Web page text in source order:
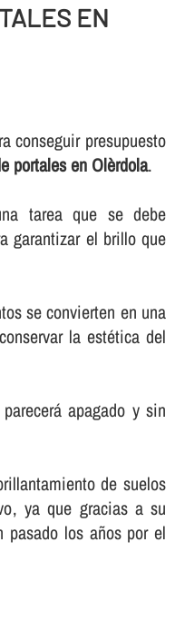
EN
conseguir presupuesto
portales en Olèrdola.
tarea que se debe
garantizar el brillo que
se convierten en una
la estética del
apagado y sin
de suelos
ya que gracias a su
pasado los años por el